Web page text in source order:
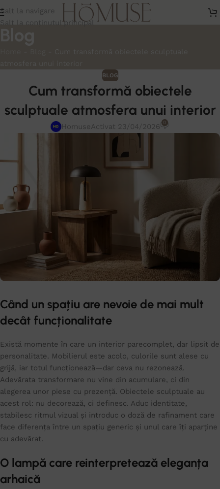
Salt la navigare
Salt la conținutul principal
BLOG
Cum transformă obiectele
sculptuale atmosfera unui interior
HomuseActivat 23/04/2026 0
Când un spațiu are nevoie de mai mult
decât funcționalitate
Există momente în care un interior parecomplet, dar lipsit de
personalitate. Mobilierul este acolo, culorile sunt alese cu
grijă, iar totul funcționează—dar ceva nu rezonează.
Adevărata transformare nu vine din acumulare, ci din
alegerea unor piese cu prezență. Obiectele sculptuale au
acest rol: nu decorează, ci definesc. Aduc identitate,
stabilesc ritmul vizual și introduc o doză de rafinament care
face diferența între un spațiu generic și unul care îți aparține
cu adevărat.
O lampă care reinterpretează eleganța
arhaică